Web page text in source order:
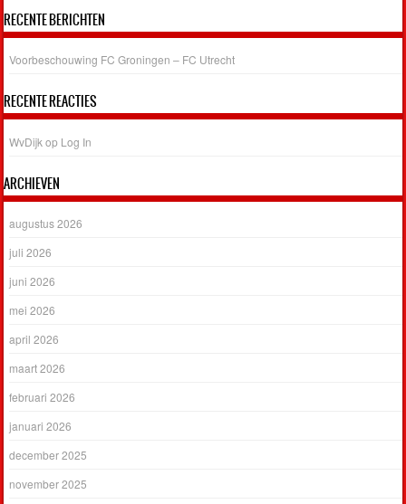
RECENTE BERICHTEN
Voorbeschouwing FC Groningen – FC Utrecht
RECENTE REACTIES
WvDijk op Log In
ARCHIEVEN
augustus 2026
juli 2026
juni 2026
mei 2026
april 2026
maart 2026
februari 2026
januari 2026
december 2025
november 2025